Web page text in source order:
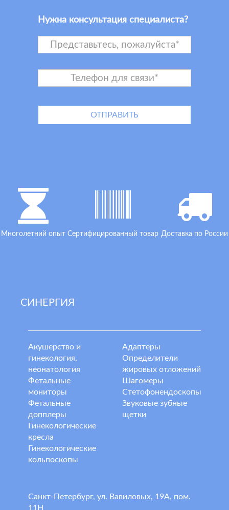
Нужна консультация специалиста?
Многолетний опыт Сертифицированный товар Доставка по России
СИНЕРГИЯ
Акушерство и
гинекология,
неонатология
Фетальные
мониторы
Фетальные
допплеры
Гинекологические
кресла
Гинекологические
кольпоскопы
Адаптеры
Определители
жировых отложений
Шагомеры
Стетофонендоскопы
Звуковые зубные
щетки
Санкт-Петербург, ул. Вавиловых, 19А, пом.
11Н